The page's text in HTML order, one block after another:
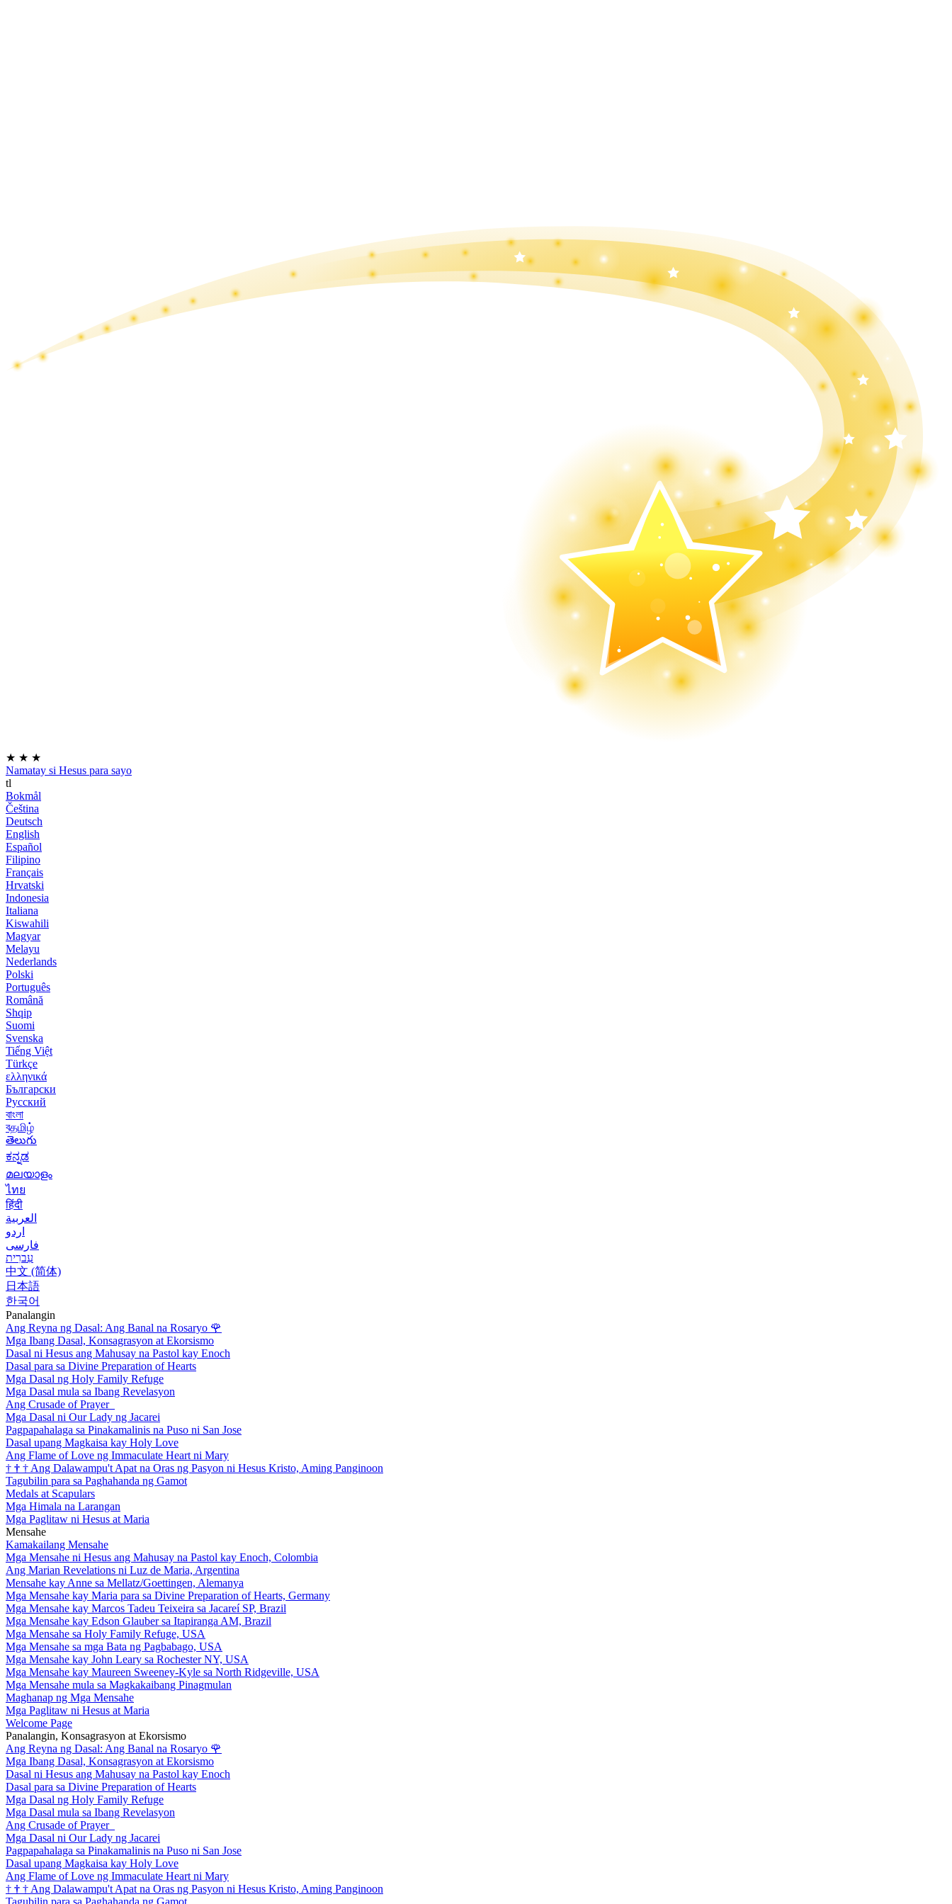
★ ★ ★
Namatay si Hesus para sayo
tl
Bokmål
Čeština
Deutsch
English
Español
Filipino
Français
Hrvatski
Indonesia
Italiana
Kiswahili
Magyar
Melayu
Nederlands
Polski
Português
Română
Shqip
Suomi
Svenska
Tiếng Việt
Türkçe
ελληνικά
Български
Русский
বাংলা
বதமிழ்
తెలుగు
ಕನ್ನಡ
മലയാളം
ไทย
हिंदी
العربية
اردو
فارسی
עִברִית
中文 (简体)
日本語
한국어
Panalangin
Ang Reyna ng Dasal: Ang Banal na Rosaryo 🌹
Mga Ibang Dasal, Konsagrasyon at Ekorsismo
Dasal ni Hesus ang Mahusay na Pastol kay Enoch
Dasal para sa Divine Preparation of Hearts
Mga Dasal ng Holy Family Refuge
Mga Dasal mula sa Ibang Revelasyon
Ang Crusade of Prayer
Mga Dasal ni Our Lady ng Jacarei
Pagpapahalaga sa Pinakamalinis na Puso ni San Jose
Dasal upang Magkaisa kay Holy Love
Ang Flame of Love ng Immaculate Heart ni Mary
† † † Ang Dalawampu't Apat na Oras ng Pasyon ni Hesus Kristo, Aming Panginoon
Tagubilin para sa Paghahanda ng Gamot
Medals at Scapulars
Mga Himala na Larangan
Mga Paglitaw ni Hesus at Maria
Mensahe
Kamakailang Mensahe
Mga Mensahe ni Hesus ang Mahusay na Pastol kay Enoch, Colombia
Ang Marian Revelations ni Luz de Maria, Argentina
Mensahe kay Anne sa Mellatz/Goettingen, Alemanya
Mga Mensahe kay Maria para sa Divine Preparation of Hearts, Germany
Mga Mensahe kay Marcos Tadeu Teixeira sa Jacareí SP, Brazil
Mga Mensahe kay Edson Glauber sa Itapiranga AM, Brazil
Mga Mensahe sa Holy Family Refuge, USA
Mga Mensahe sa mga Bata ng Pagbabago, USA
Mga Mensahe kay John Leary sa Rochester NY, USA
Mga Mensahe kay Maureen Sweeney-Kyle sa North Ridgeville, USA
Mga Mensahe mula sa Magkakaibang Pinagmulan
Maghanap ng Mga Mensahe
Mga Paglitaw ni Hesus at Maria
Welcome Page
Panalangin, Konsagrasyon at Ekorsismo
Ang Reyna ng Dasal: Ang Banal na Rosaryo 🌹
Mga Ibang Dasal, Konsagrasyon at Ekorsismo
Dasal ni Hesus ang Mahusay na Pastol kay Enoch
Dasal para sa Divine Preparation of Hearts
Mga Dasal ng Holy Family Refuge
Mga Dasal mula sa Ibang Revelasyon
Ang Crusade of Prayer
Mga Dasal ni Our Lady ng Jacarei
Pagpapahalaga sa Pinakamalinis na Puso ni San Jose
Dasal upang Magkaisa kay Holy Love
Ang Flame of Love ng Immaculate Heart ni Mary
† † † Ang Dalawampu't Apat na Oras ng Pasyon ni Hesus Kristo, Aming Panginoon
Tagubilin para sa Paghahanda ng Gamot